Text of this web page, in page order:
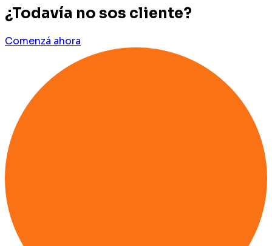
¿Todavía no sos cliente?
Comenzá ahora